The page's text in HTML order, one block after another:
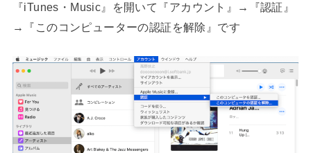
『iTunes・Music』を開いて『アカウント』→『認証』
→『このコンピューターの認証を解除』です